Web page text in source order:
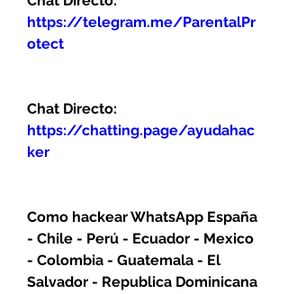
https://telegram.me/ParentalPr
otect
Chat Directo:
https://chatting.page/ayudahac
ker
Como hackear WhatsApp España
- Chile - Perú - Ecuador - Mexico
- Colombia - Guatemala - El
Salvador - Republica Dominicana